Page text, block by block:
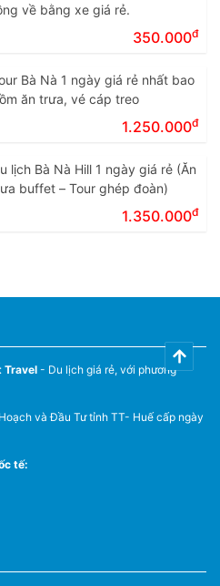
về bằng xe giá rẻ.
350.000đ
Bà Nà 1 ngày giá rẻ nhất bao
ăn trưa, vé cáp treo
1.250.000đ
lịch Bà Nà Hill 1 ngày giá rẻ (Ăn
buffet – Tour ghép đoàn)
1.350.000đ
Travel - Du lịch giá rẻ, với phương
và Đầu Tư tỉnh TT- Huế cấp ngày
tế: